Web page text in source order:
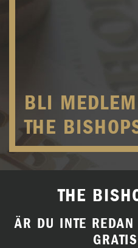
BLI
THE
THE
ÄR DU INTE